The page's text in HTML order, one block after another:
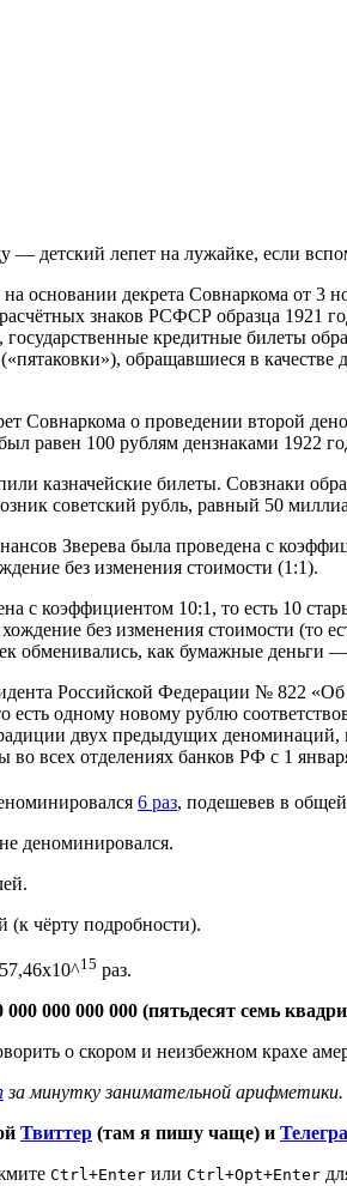
— детский лепет на лужайке, если
основании декрета Совнаркома от
знаков РСФСР образца 1921
государственные кредитные билеты
обращавшиеся в
Совнаркома о проведении второй
равен 100 рублям дензнаками 1922
казначейские билеты. Совзнаки
советский рубль, равный 50
Зверева была проведена с
без изменения стоимости (1:1).
с коэффициентом 10:1, то есть 10
без изменения стоимости (то
обменивались, как бумажные деньги —
Российской Федерации № 822
есть одному новому рублю
двух предыдущих деноминаций,
всех отделениях банков РФ с 1
6 раз, подешевев в
не деноминировался.
(к чёрту подробности).
15 раз.
000 000 000 000 (пятьдесят семь
о скором и неизбежном крахе
за минутку занимательной арифметики.
Твиттер (там я пишу чаще) и
Ctrl+Enter или Ctrl+Opt+Enter